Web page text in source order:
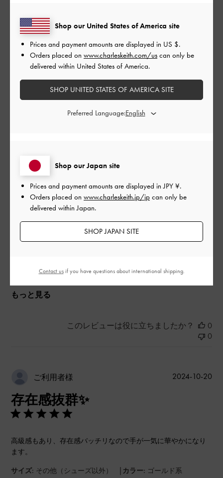
フィルター
ちょいゴツメで可愛いです
サイズ: その他（シューズ以外） |カラー: ゴールド系
デザイン
とてもよかった
もっと見る
このレビューは役に立ちましたか？
0
0
ご利用者様
存在感抜群✨
高級感もあり、存在感バッチリなので手が一気に華やかになり
ます。
サイズ: その他（シューズ以外） | カラー: ゴールド系
公
2024-10-20
Shop our Japan site
Prices and payment amounts are displayed inJPY ¥.
Orders placed on www.charleskeith.jp/jp can only be
delivered within Japan.
SHOP JAPAN SITE
Shop our United States of America site
Prices and payment amounts are displayed in US $.
Orders placed on www.charleskeith.com/us can only be
delivered within United States of America.
SHOP UNITED STATES OF AMERICA SITE
Preferred Language:
Contact usif you have questions about international shipping.